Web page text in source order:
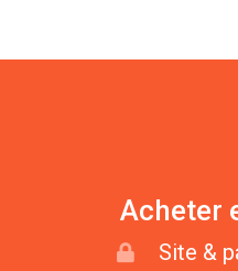
Acheter
Site &